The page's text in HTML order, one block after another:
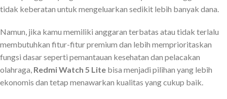
tidak keberatan untuk mengeluarkan sedikit lebih banyak dana.
Namun, jika kamu memiliki anggaran terbatas atau tidak terlalu
membutuhkan fitur-fitur premium dan lebih memprioritaskan
fungsi dasar seperti pemantauan kesehatan dan pelacakan
olahraga, Redmi Watch 5 Lite bisa menjadi pilihan yang lebih
ekonomis dan tetap menawarkan kualitas yang cukup baik.